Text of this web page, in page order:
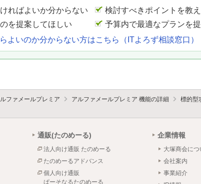
ればよいか分からない
検討すべきポイントを教
を提案してほしい
予算内で最適なプランを
よいのか分からない方はこちら（ITよろず相談窓口）
ファメールプレミア アルファメールプレミア 機能の詳細
標的型
通販(たのめーる)
法人向け通販 たのめーる
たのめーるアドバンス
個人向け通販
ぱーそなるたのめーる
企業情報
大塚商会につ
会社案内
事業紹介